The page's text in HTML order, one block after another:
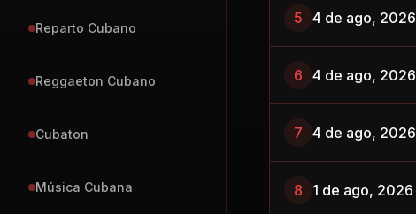
Reparto Cubano
Reggaeton Cubano
Cubaton
Música Cubana
5 4 de ago, 2026
6 4 de ago, 2026
7 4 de ago, 2026
8 1 de ago, 2026